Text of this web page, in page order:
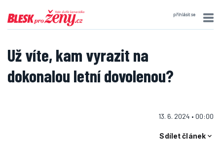
přihlásit se
Už víte, kam vyrazit na
dokonalou letní dovolenou?
13. 6. 2024 • 00:00
Sdílet článek